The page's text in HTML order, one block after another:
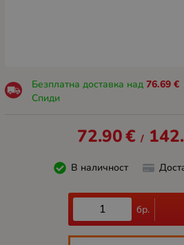
Безплатна доставка над 76.69 €
Спиди
72.90€ /
В наличност
бр.